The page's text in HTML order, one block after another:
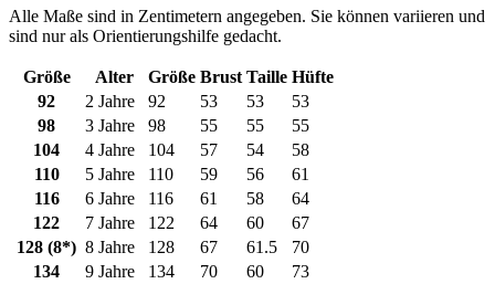
Alle Maße sind in Zentimetern angegeben. Sie können variieren und
sind nur als Orientierungshilfe gedacht.
Größe Alter Größe Brust Taille Hüfte
92
2 Jahre 92 53 53
53
98
3 Jahre 98 55 55
55
104
4 Jahre 104 57 54
58
110
5 Jahre 110 59 56
61
116
6 Jahre 116 61 58
64
122
7 Jahre 122 64 60
67
128 (8*) 8 Jahre 128 67 61.5
70
134
9 Jahre 134 70 60
73